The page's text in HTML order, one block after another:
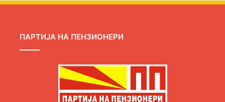
ПАРТИЈА НА ПЕНЗИОНЕРИ